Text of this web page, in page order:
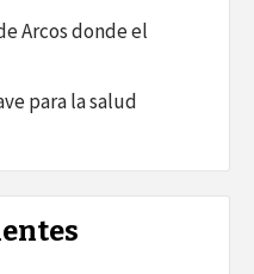
Arcos donde el
para la salud